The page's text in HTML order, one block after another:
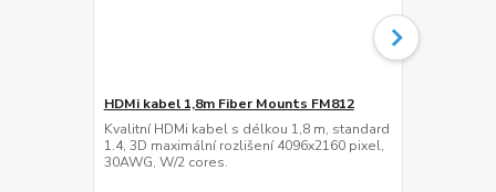
HDMi kabel 1,8m Fiber Mounts FM812
Kvalitní HDMi kabel s délkou 1,8 m, standard
1.4, 3D maximální rozlišení 4096x2160 pixel,
30AWG, W/2 cores.